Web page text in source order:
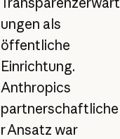
ungen als
öffentliche
Einrichtung.
Anthropics
partnerschaftliche
r Ansatz war